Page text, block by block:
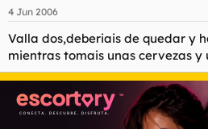
4 Jun 2006
Valla dos,deberiais de quedar y
mientras tomais unas cervezas y